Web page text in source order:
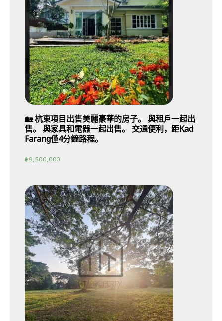
🏡 杭東項目出售美麗豪華的房子。 與租戶一起出
售。 與家具和電器一起出售。 交通便利，距Kad
Farang僅4分鐘路程。
฿9,500,000